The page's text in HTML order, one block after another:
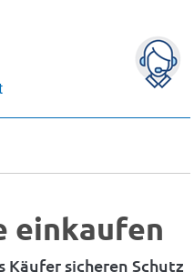
einkaufen
Käufer sicheren Schutz